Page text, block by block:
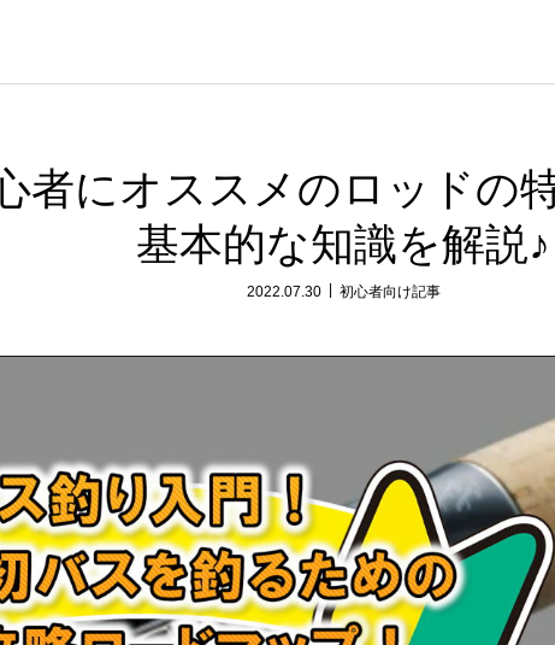
者にオススメのロッドの
基本的な知識を解説♪
2022.07.30 初心者向け記事